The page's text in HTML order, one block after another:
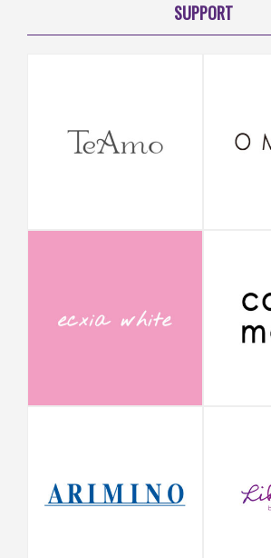
SUPPORT